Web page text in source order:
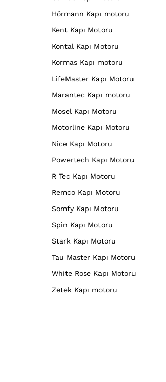
Hörmann Kapı motoru
Kent Kapı Motoru
Kontal Kapı Motoru
Kormas Kapı motoru
LifeMaster Kapı Motoru
Marantec Kapı motoru
Mosel Kapı Motoru
Motorline Kapı Motoru
Nice Kapı Motoru
Powertech Kapı Motoru
R Tec Kapı Motoru
Remco Kapı Motoru
Somfy Kapı Motoru
Spin Kapı Motoru
Stark Kapı Motoru
Tau Master Kapı Motoru
White Rose Kapı Motoru
Zetek Kapı motoru